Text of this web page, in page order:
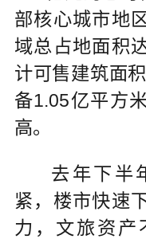
部核心城市地
域总占地面积
计可售建筑面
备1.05亿平方
高。
去年下半
紧，楼市快速
力，文旅资产